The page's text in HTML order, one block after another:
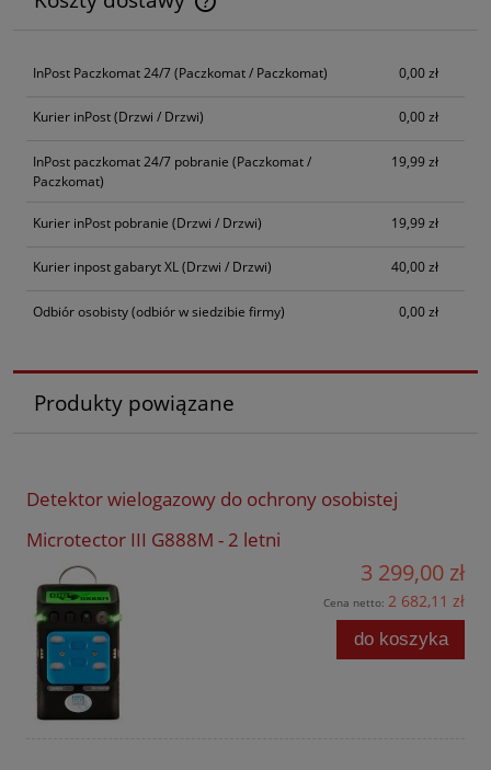
Cena nie zawiera ewentualnych kosztów płatności
InPost Paczkomat 24/7(Paczkomat / Paczkomat) 0,00 zł
Kurier inPost(Drzwi / Drzwi) 0,00 zł
InPost paczkomat 24/7 pobranie (Paczkomat /
Paczkomat)
19,99 zł
Kurier inPost pobranie (Drzwi / Drzwi) 19,99 zł
Kurier inpost gabaryt XL(Drzwi / Drzwi) 40,00 zł
Odbiór osobisty(odbiór w siedzibie firmy) 0,00 zł
Produkty powiązane
Detektor wielogazowy do ochrony osobistej
Microtector III G888M - 2 letni
3 299,00 zł
Cena netto: 2 682,11 zł
do koszyka